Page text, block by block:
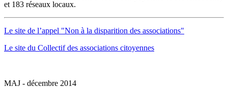
et 183 réseaux locaux.
Le site de l’appel "Non à la disparition des associations"
Le site du Collectif des associations citoyennes
MAJ - décembre 2014